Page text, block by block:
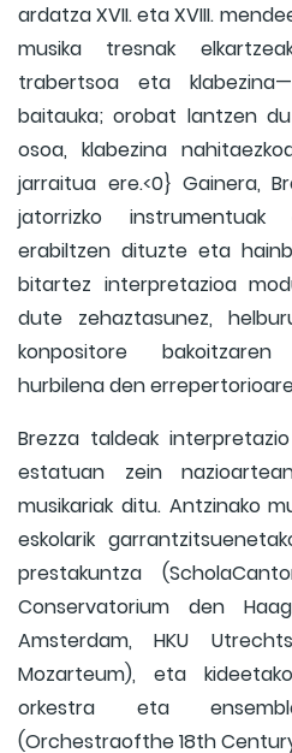
ardatza XVII. eta XVIII.
musika tresnak
trabertsoa eta
baitauka; orobat lantzen
osoa, klabezina
jarraitua ere.<0} Gainera,
jatorrizko
erabiltzen dituzte eta
bitartez interpretazioa
dute zehaztasunez,
konpositore
hurbilena den
Brezza taldeak
estatuan zein
musikariak ditu. Antzinako
eskolarik
prestakuntza
Conservatorium den
Amsterdam, HKU
Mozarteum), eta
orkestra eta
(Orchestraofthe 18th